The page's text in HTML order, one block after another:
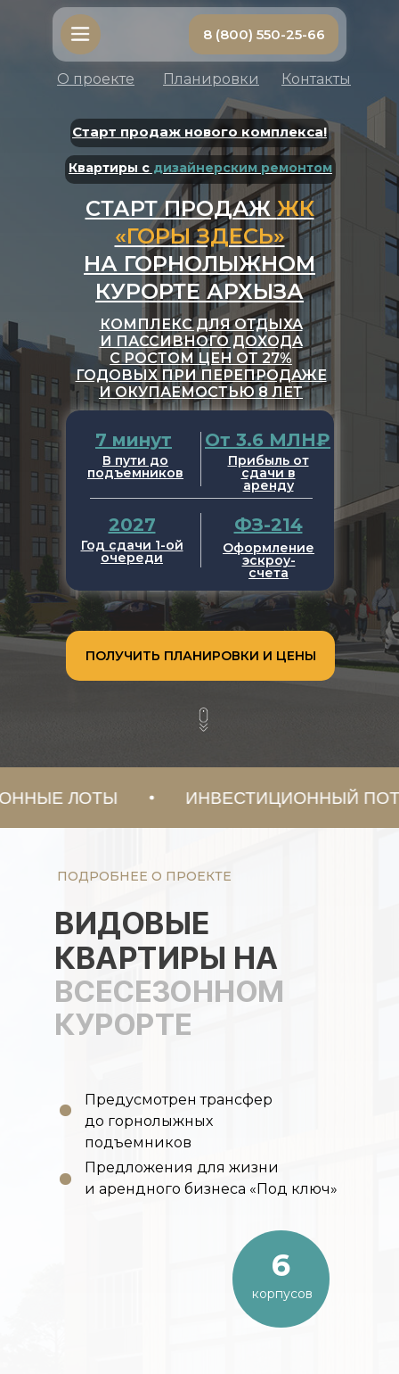
О проекте Планировки Контакты
ПОЛУЧИТЬ ПЛАНИРОВКИ И ЦЕНЫ
8 (800) 550-25-66
СТАРТ ПРОДАЖЖК
«ГОРЫ ЗДЕСЬ»
НА ГОРНОЛЫЖНОМ
КУРОРТЕ АРХЫЗА
КОМПЛЕКС ДЛЯ ОТДЫХА
И ПАССИВНОГО ДОХОДА
С РОСТОМ ЦЕН ОТ 27%
ГОДОВЫХ ПРИ ПЕРЕПРОДАЖЕ
И ОКУПАЕМОСТЬЮ 8 ЛЕТ
Старт продаж нового комплекса!
Квартиры с дизайнерским ремонтом
7 минут
В пути до
подъемников
2027
Год сдачи 1-ой
очереди
ФЗ-214
Оформление
эскроу-
счета
От 3.6 МЛН₽
Прибыль от
сдачи в
аренду
ЛОТЫ
ВИДОВЫЕ
КВАРТИРЫ НА
ПОДРОБНЕЕ О ПРОЕКТЕ
Предусмотрен трансфер
до горнолыжных
подъемников
ВСЕСЕЗОННОМ
КУРОРТЕ
Предложения для жизни
и арендного бизнеса «Под ключ»
6
корпусов